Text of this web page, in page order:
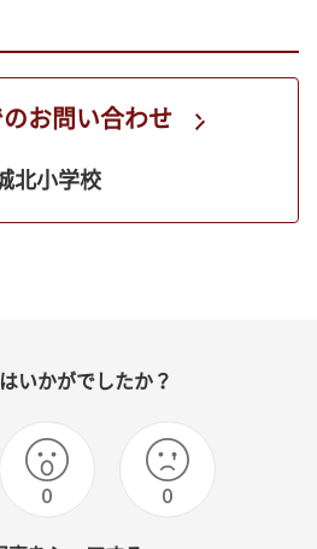
お問い合わせ
北小学校
いかがでしたか？
0 0